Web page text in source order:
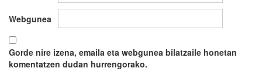
Webgunea
Gorde nire izena, emaila eta webgunea bilatzaile honetan
komentatzen dudan hurrengorako.